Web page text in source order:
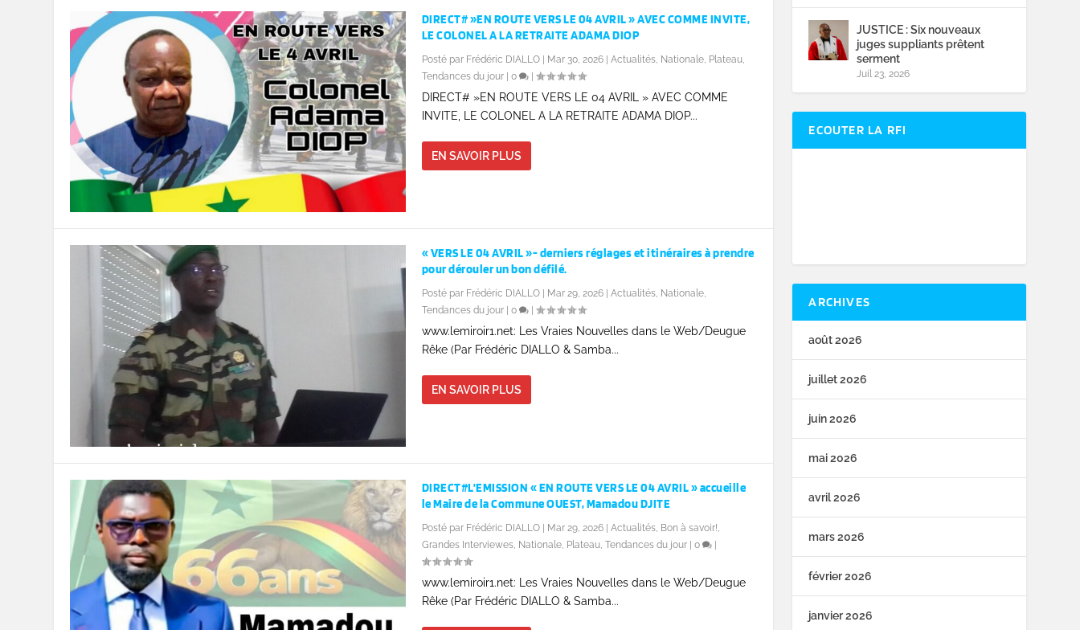
DIRECT# »EN ROUTE VERS LE 04 AVRIL » AVEC COMME INVITE,
LE COLONEL A LA RETRAITE ADAMA DIOP
Posté par Frédéric DIALLO| Mar 30, 2026| Actualités, Nationale, Plateau,
Tendances du jour| 0 |
DIRECT# »EN ROUTE VERS LE 04 AVRIL » AVEC COMME
INVITE, LE COLONEL A LA RETRAITE ADAMA DIOP...
EN SAVOIR PLUS
« VERS LE 04 AVRIL »- derniers réglages et itinéraires à prendre
pour dérouler un bon défilé.
Posté par Frédéric DIALLO| Mar 29, 2026| Actualités, Nationale,
Tendances du jour| 0 |
www.lemiroir1.net: Les Vraies Nouvelles dans le Web/Deugue
Rêke (Par Frédéric DIALLO & Samba...
EN SAVOIR PLUS
DIRECT#L’EMISSION « EN ROUTE VERS LE 04 AVRIL » accueille
le Maire de la Commune OUEST, Mamadou DJITE
Posté par Frédéric DIALLO| Mar 29, 2026| Actualités, Bon à savoir!,
Grandes Interviewes, Nationale, Plateau, Tendances du jour| 0 |
www.lemiroir1.net: Les Vraies Nouvelles dans le Web/Deugue
Rêke (Par Frédéric DIALLO & Samba...
JUSTICE : Six nouveaux
juges suppliants prêtent
serment
Juil 23, 2026
ECOUTER LA RFI
ARCHIVES
août 2026
juillet 2026
juin 2026
mai 2026
avril 2026
mars 2026
février 2026
janvier 2026